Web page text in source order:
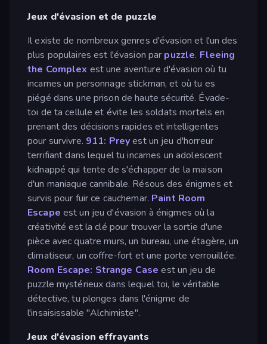
Jeux d'évasion et de puzzle
Il existe de nombreux genres d'évasion et l'un des
plus populaires est l'évasion par puzzle. Fleeing
the Complex est une aventure d'évasion où tu
incarnes un personnage stickman, et où tu es
piégé dans une prison de haute sécurité. Évade-
toi de ta cellule et évite les soldats mortels en
prenant des décisions rapides et intelligentes
pour survivre. 911: Preyest un jeu d'horreur
terrifiant dans lequel tu incarnes un adolescent
kidnappé qui tente de s'échapper de la maison
d'un maniaque cannibale. Résous des énigmes et
survis pour fuir ce cauchemar. Paint Room
Escape est un jeu d'évasion à énigmes où la
créativité est la clé pour trouver la sortie d'une
pièce avec quatre murs, un bureau, une étagère, un
climatiseur, un coffre-fort et une porte verrouillée.
Room Escape: Strange Case est un jeu de
puzzle mystérieux dans lequel toi, le véritable
détective, tu plonges dans l'énigme de
l'insaisissable "Alchimiste".
Jeux d'évasion effrayants